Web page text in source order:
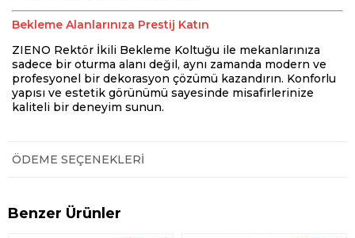
Bekleme Alanlarınıza Prestij Katın
ZIENO Rektör İkili Bekleme Koltuğu ile mekanlarınıza
sadece bir oturma alanı değil, aynı zamanda modern ve
profesyonel bir dekorasyon çözümü kazandırın. Konforlu
yapısı ve estetik görünümü sayesinde misafirlerinize
kaliteli bir deneyim sunun.
ÖDEME SEÇENEKLERI
Benzer Ürünler